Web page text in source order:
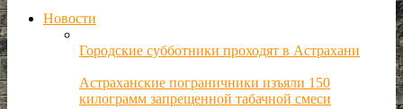
Новости
Городские субботники проходят в Астрахани
Астраханские пограничники изъяли 150
килограмм запрещенной табачной смеси